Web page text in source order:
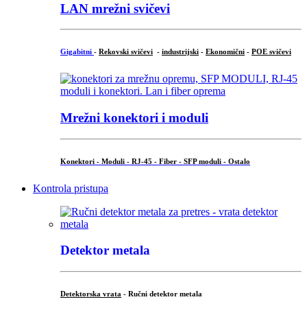
LAN mrežni svičevi
Gigabitni - Rekovski svičevi - industrijski - Ekonomični - POE svičevi
Mrežni konektori i moduli
Konektori - Moduli - RJ-45 - Fiber - SFP moduli - Ostalo
Kontrola pristupa
Detektor metala
Detektorska vrata - Ručni detektor metala